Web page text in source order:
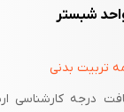
شبستر
تربیت بدنی